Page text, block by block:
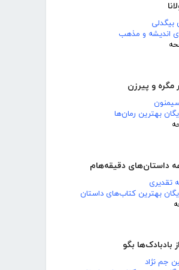
بیگدلی
اندیشه و مذهب
مگره و پیرزن
بهترین رمان‌ها
داستان‌های دقیقه‌هام
تقدیری
بهترین کتاب‌های داستان
بادبادک‌ها بگو
جم نژاد